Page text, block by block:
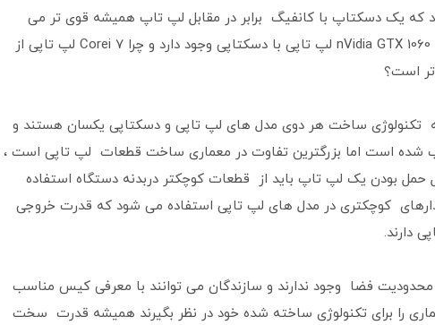
که یک دسکتاپ با کانفیگ برابر در مقابل لپ تاپ همیشه قوی تر می
باشد ! اما چه تفاوتی ما بین یک nVidia GTX 1060 لپ تاپی با دسکتاپی وجود دارد و چرا Corei 7 لپ تاپی از
است؟
تکنولوژی ساخت هر دوی مدل های لپ تاپی و دسکتاپی یکسان هستند و
شده است اما بزرگترین تفاوت در معماری ساخت قطعات لپ تاپی است ،
بودن یک لپ تاپ باید از قطعات کوچکتر دربدنه دستگاه استفاده
کوچکتری در مدل های لپ تاپی استفاده می شود که قدرت خروجی
دارند.
فضا وجود ندارند و سازندگان می توانند با معرفی کیس مناسب
را برای تکنولوژی ساخته شده خود در نظر بگیرند همیشه قدرت سخت